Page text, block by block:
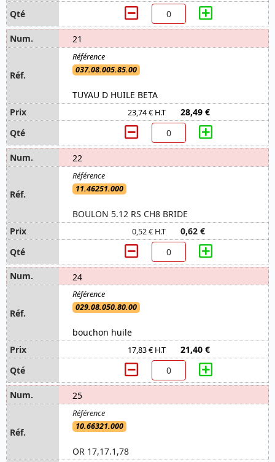
21
037.08.005.85.00
TUYAU D HUILE BETA
23,74 € H.T 28,49 €
22
11.46251.000
BOULON 5.12 RS CH8 BRIDE
0,52 € H.T 0,62 €
24
029.08.050.80.00
bouchon huile
17,83 € H.T 21,40 €
25
10.66321.000
OR 17,17.1,78